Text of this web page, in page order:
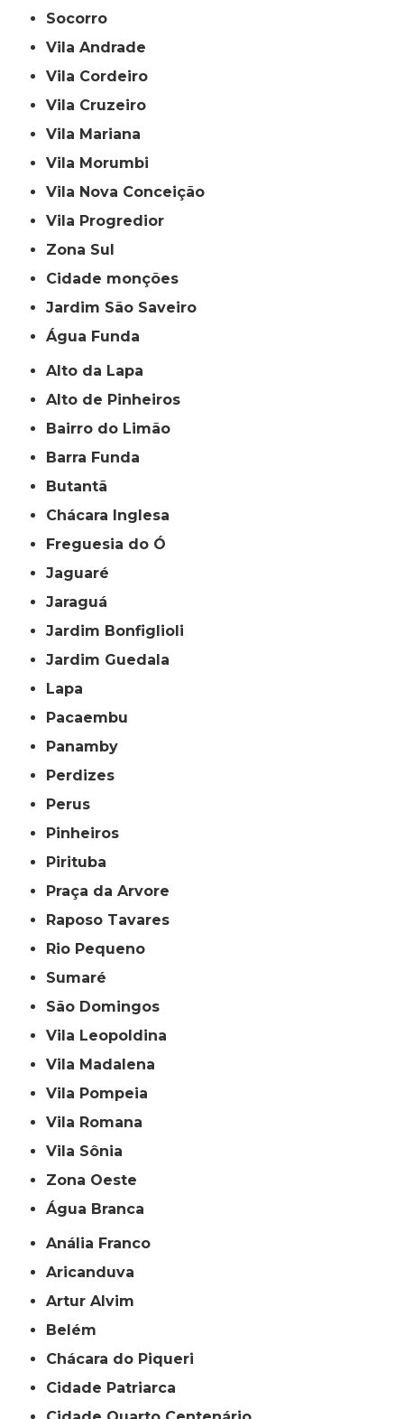
Socorro
Vila Andrade
Vila Cordeiro
Vila Cruzeiro
Vila Mariana
Vila Morumbi
Vila Nova Conceição
Vila Progredior
Zona Sul
cidade monções
jardim São Saveiro
Água Funda
Alto da Lapa
Alto de Pinheiros
Bairro do Limão
Barra Funda
Butantã
Chácara Inglesa
Freguesia do Ó
Jaguaré
Jaraguá
Jardim Bonfiglioli
Jardim Guedala
Lapa
Pacaembu
Panamby
Perdizes
Perus
Pinheiros
Pirituba
Praça da Arvore
Raposo Tavares
Rio Pequeno
Sumaré
São Domingos
Vila Leopoldina
Vila Madalena
Vila Pompeia
Vila Romana
Vila Sônia
Zona Oeste
Água Branca
Anália Franco
Aricanduva
Artur Alvim
Belém
Chácara do Piqueri
Cidade Patriarca